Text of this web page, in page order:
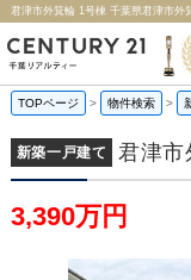
君津市外箕輪 1号棟 千葉県君津市外
TOPページ > 物件検索 >
新築一戸建て 君津市
3,390万円